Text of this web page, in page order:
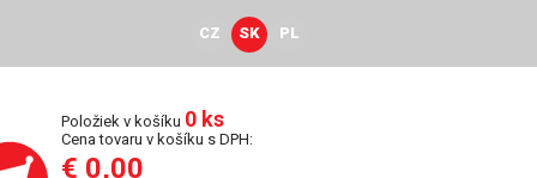
CZ SK PL
Položiek v košíku 0 ks
Cena tovaru v košíku s DPH:
€ 0,00